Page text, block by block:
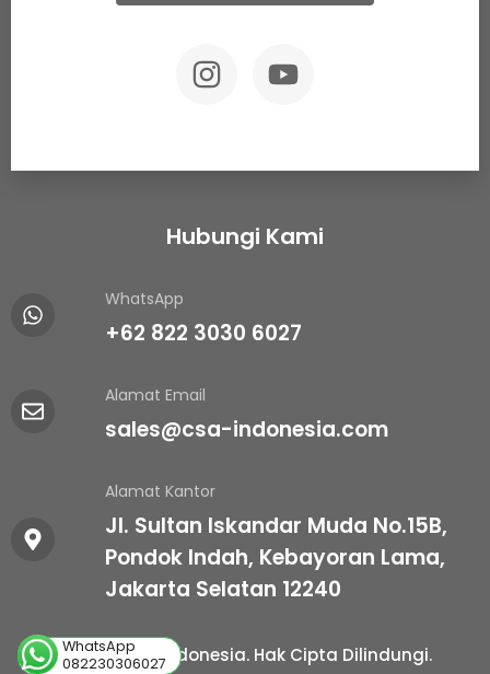
WhatsApp
082230306027
Hubungi Kami
WhatsApp
+62 822 3030 6027
Alamat Email
sales@csa-indonesia.com
Alamat Kantor
Jl. Sultan Iskandar Muda No.15B,
Pondok Indah, Kebayoran Lama,
Jakarta Selatan 12240
© 2025 CSA Indonesia. Hak Cipta Dilindungi.